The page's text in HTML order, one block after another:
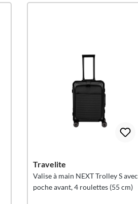
Travelite
Valise à main NEXT Trolley S avec
poche avant, 4 roulettes (55 cm)